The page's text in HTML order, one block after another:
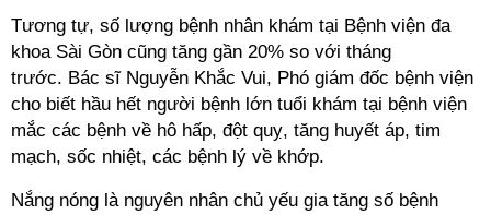
Tương tự, số lượng bệnh nhân khám tại Bệnh viện đa
khoa Sài Gòn cũng tăng gần 20% so với tháng
trước. Bác sĩ Nguyễn Khắc Vui, Phó giám đốc bệnh viện
cho biết hầu hết người bệnh lớn tuổi khám tại bệnh viện
mắc các bệnh về hô hấp, đột quỵ, tăng huyết áp, tim
mạch, sốc nhiệt, các bệnh lý về khớp.
Nắng nóng là nguyên nhân chủ yếu gia tăng số bệnh